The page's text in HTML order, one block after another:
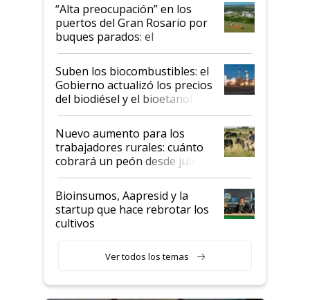
“Alta preocupación” en los
puertos del Gran Rosario por
buques parados: el
funcionamiento de las
exportadoras en tensión tras
la medida de fuerza de los
prácticos
Suben los biocombustibles: el
Gobierno actualizó los precios
del biodiésel y el bioetanol
Nuevo aumento para los
trabajadores rurales: cuánto
cobrará un peón desde julio
Bioinsumos, Aapresid y la
startup que hace rebrotar los
cultivos
Ver todos los temas